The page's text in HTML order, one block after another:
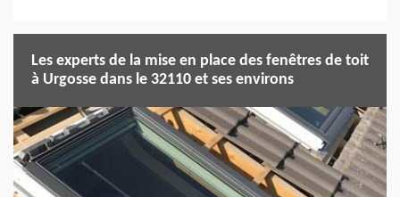
Les experts de la mise en place des fenêtres de toit
à Urgosse dans le 32110 et ses environs